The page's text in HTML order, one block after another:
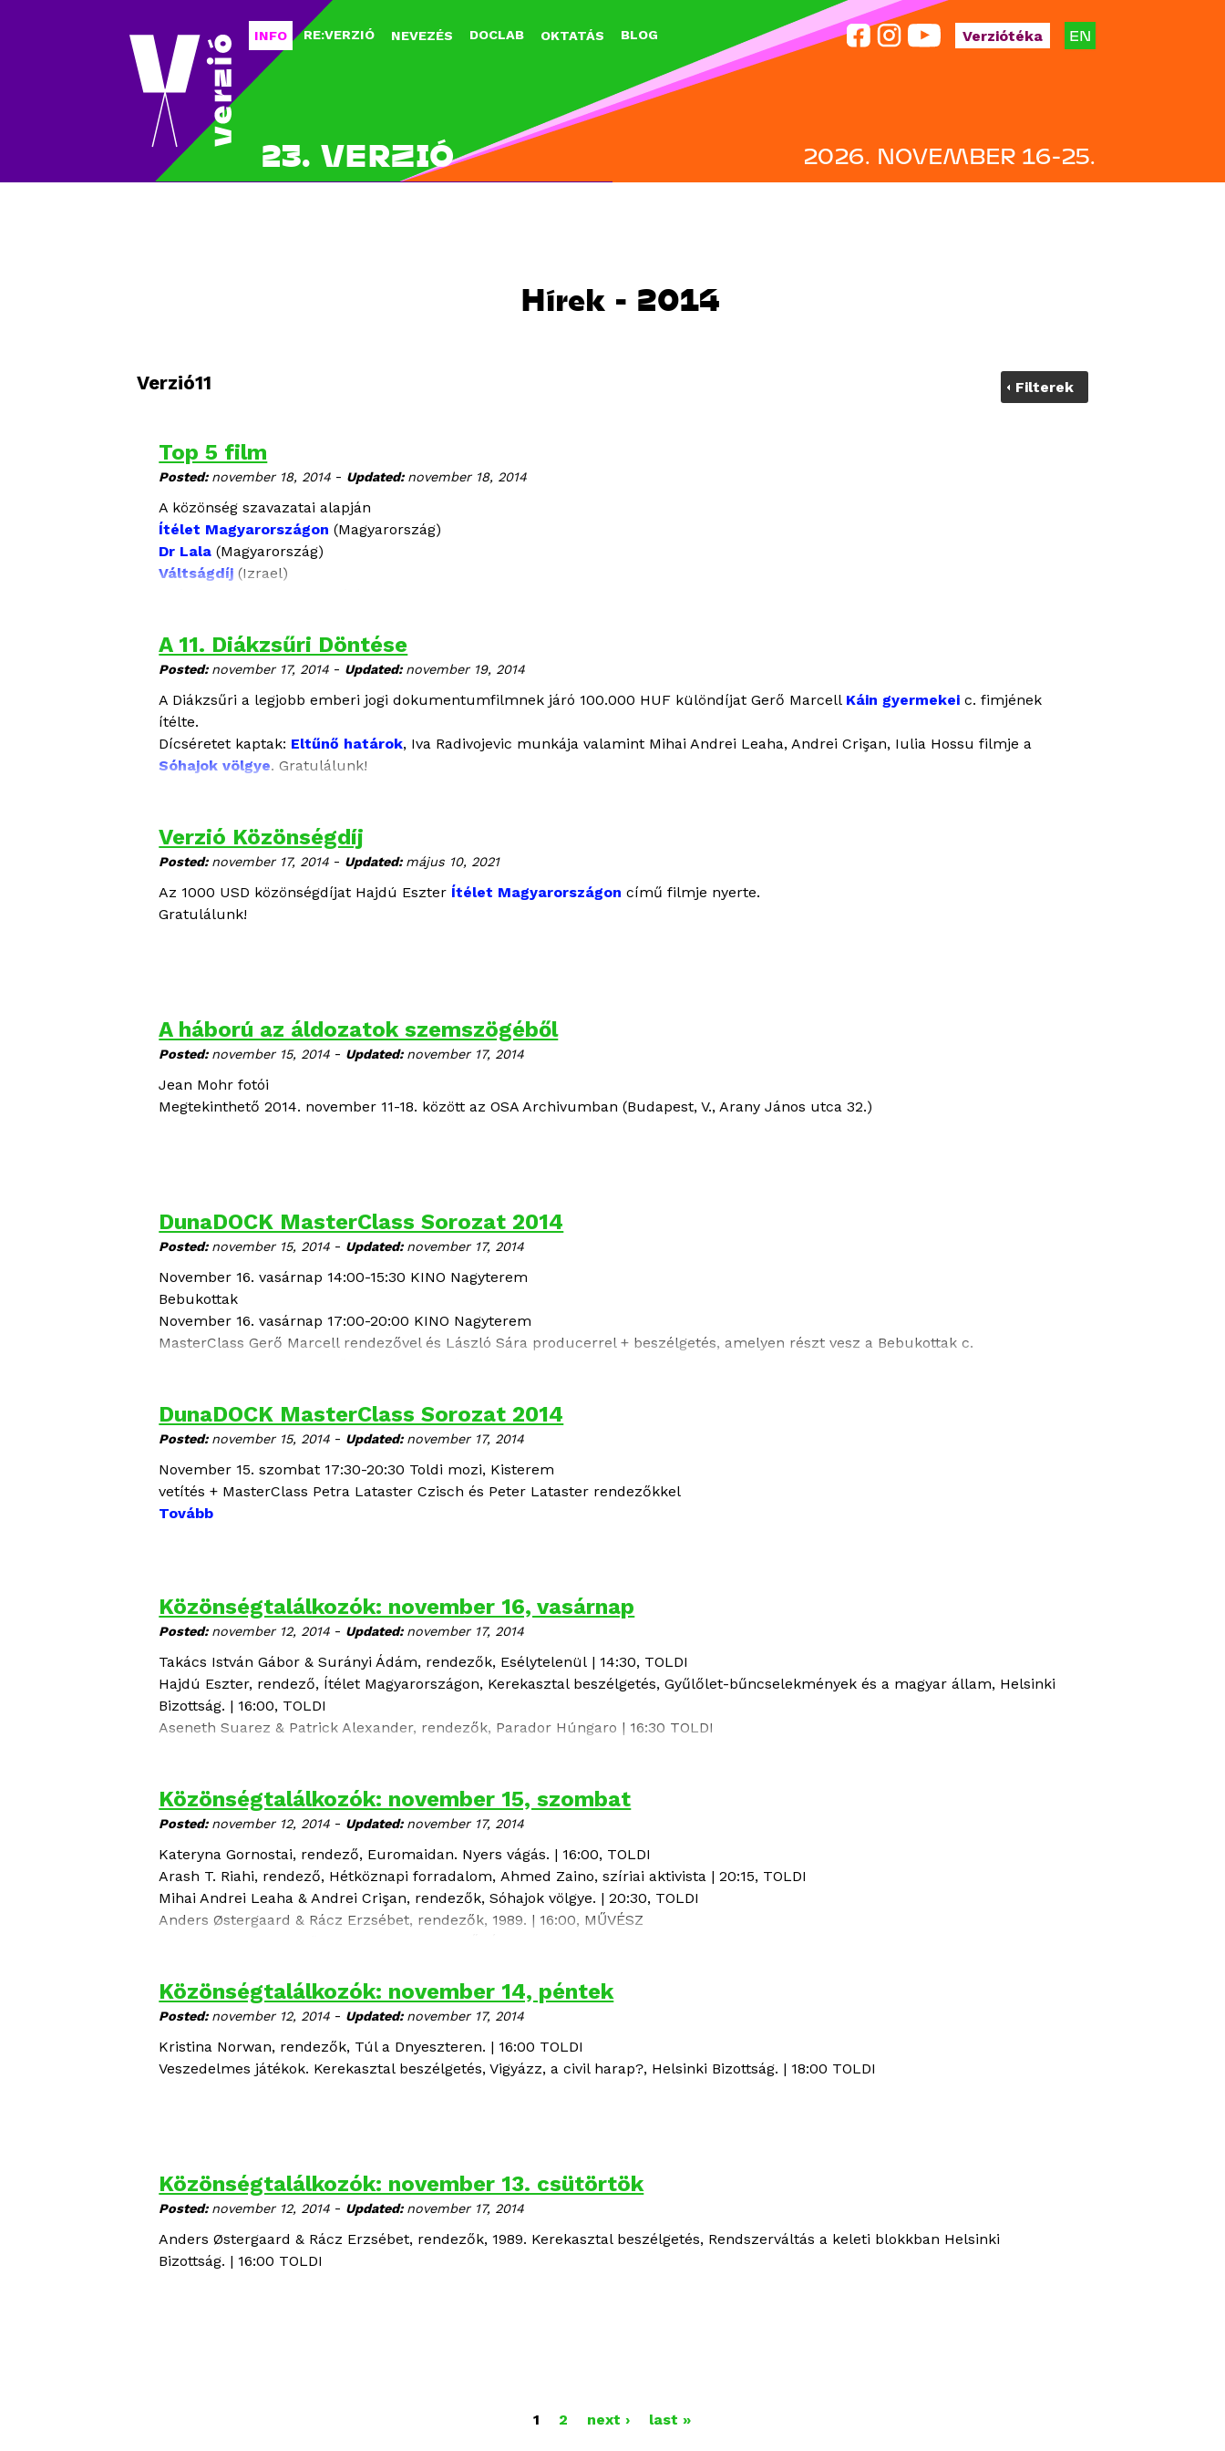
INFO RE:VERZIÓ NEVEZÉS DOCLAB OKTATÁS BLOG EN
23. VERZIÓ 2026. NOVEMBER 16-25.
Verziótéka
Hírek - 2014
Filterek
Verzió11
Top 5 film
Posted:november 18, 2014 - Updated:november 18, 2014
A közönség szavazatai alapján
Ítélet Magyarországon (Magyarország)
Dr Lala (Magyarország)
Váltságdíj (Izrael)
A 11. Diákzsűri Döntése
Posted:november 17, 2014 - Updated:november 19, 2014
A Diákzsűri a legjobb emberi jogi dokumentumfilmnek járó 100.000 HUF különdíjatGerő Marcell Káin gyermekei c. fimjének
ítélte.
Dícséretet kaptak: Eltűnő határok, Iva Radivojevic munkája valamint Mihai Andrei Leaha, Andrei Crişan, Iulia Hossu filmje a
Sóhajok völgye. Gratulálunk!
Verzió Közönségdíj
Posted:november 17, 2014 - Updated:május 10, 2021
Az 1000 USD közönségdíjat Hajdú Eszter Ítélet Magyarországon című filmje nyerte.
Gratulálunk!
A háború az áldozatok szemszögéből
Posted:november 15, 2014 - Updated:november 17, 2014
Jean Mohr fotói
Megtekinthető 2014. november 11-18. között az OSA Archivumban (Budapest, V., Arany János utca 32.)
DunaDOCK MasterClass Sorozat 2014
Posted:november 15, 2014 - Updated:november 17, 2014
November 16. vasárnap 14:00-15:30 KINO Nagyterem
Bebukottak
November 16. vasárnap 17:00-20:00 KINO Nagyterem
MasterClass Gerő Marcell rendezővel és László Sára producerrel + beszélgetés, amelyen részt vesz a Bebukottak c.
DunaDOCK MasterClass Sorozat 2014
Posted:november 15, 2014 - Updated:november 17, 2014
November 15. szombat 17:30-20:30 Toldi mozi, Kisterem
vetítés + MasterClass Petra Lataster Czisch és Peter Lataster rendezőkkel
Tovább
Közönségtalálkozók: november 16, vasárnap
Posted:november 12, 2014 - Updated:november 17, 2014
Takács István Gábor & Surányi Ádám, rendezők, Esélytelenül | 14:30, TOLDI
Hajdú Eszter, rendező, Ítélet Magyarországon, Kerekasztal beszélgetés,Gyűlőlet-bűncselekmények és a magyar állam, Helsinki
Bizottság. | 16:00, TOLDI
Aseneth Suarez & Patrick Alexander, rendezők, Parador Húngaro | 16:30 TOLDI
Közönségtalálkozók: november 15, szombat
Posted:november 12, 2014 - Updated:november 17, 2014
Kateryna Gornostai, rendező, Euromaidan. Nyers vágás. | 16:00, TOLDI
Arash T. Riahi, rendező, Hétköznapi forradalom,Ahmed Zaino, szíriai aktivista | 20:15, TOLDI
Mihai Andrei Leaha & Andrei Crişan, rendezők, Sóhajok völgye. | 20:30, TOLDI
Anders Østergaard & Rácz Erzsébet, rendezők, 1989. | 16:00, MŰVÉSZ
Közönségtalálkozók: november 14, péntek
Posted:november 12, 2014 - Updated:november 17, 2014
Kristina Norwan, rendezők, Túl a Dnyeszteren. | 16:00 TOLDI
Veszedelmes játékok. Kerekasztal beszélgetés,Vigyázz, a civil harap?, Helsinki Bizottság. | 18:00 TOLDI
Közönségtalálkozók: november 13. csütörtök
Posted:november 12, 2014 - Updated:november 17, 2014
Anders Østergaard & Rácz Erzsébet, rendezők, 1989. Kerekasztal beszélgetés, Rendszerváltás a keleti blokkban Helsinki
Bizottság. | 16:00 TOLDI
1 2 next › last »